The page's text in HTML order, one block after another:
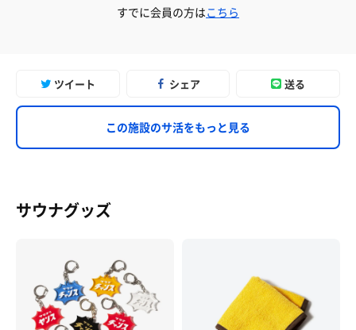
すでに会員の方はこちら
ツイート シェア 送る
この施設のサ活をもっと見る
サウナグッズ